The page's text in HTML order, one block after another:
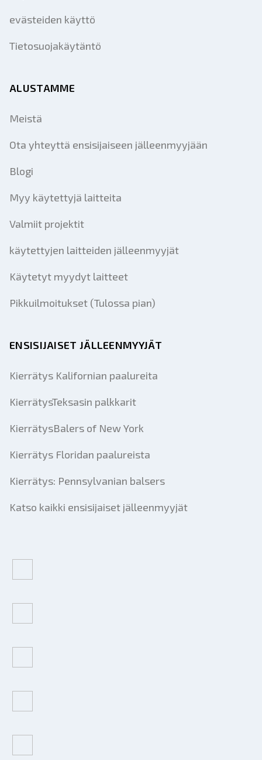
evästeiden käyttö
Tietosuojakäytäntö
ALUSTAMME
Meistä
Ota yhteyttä ensisijaiseen jälleenmyyjään
Blogi
Myy käytettyjä laitteita
Valmiit projektit
käytettyjen laitteiden jälleenmyyjät
Käytetyt myydyt laitteet
Pikkuilmoitukset (Tulossa pian)
ENSISIJAISET JÄLLEENMYYJÄT
Kierrätys Kalifornian paalureita
KierrätysTeksasin palkkarit
KierrätysBalers of New York
Kierrätys Floridan paalureista
Kierrätys: Pennsylvanian balsers
Katso kaikki ensisijaiset jälleenmyyjät